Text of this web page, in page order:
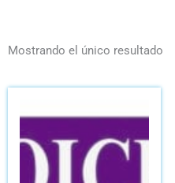
Mostrando el único resultado